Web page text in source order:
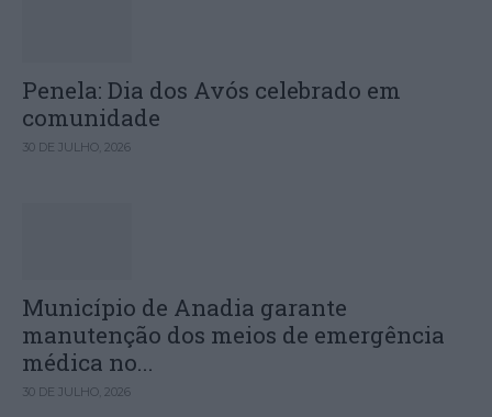
Penela: Dia dos Avós celebrado em
comunidade
30 DE JULHO, 2026
Município de Anadia garante
manutenção dos meios de emergência
médica no...
30 DE JULHO, 2026